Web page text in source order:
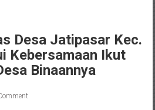
Desa Jatipasar Kec.
Kebersamaan Ikut
Binaannya